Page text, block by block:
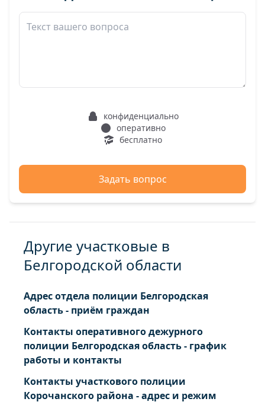
конфиденциально
оперативно
бесплатно
Задать вопрос
Другие участковые в
Белгородской области
Адрес отдела полиции Белгородская
область - приём граждан
Контакты оперативного дежурного
полиции Белгородская область - график
работы и контакты
Контакты участкового полиции
Корочанского района - адрес и режим